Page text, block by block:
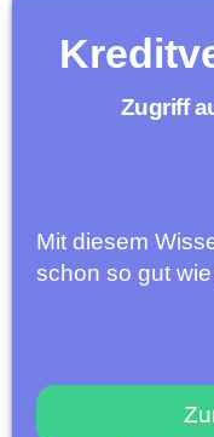
Zugriff
Mit diesem
schon so gut